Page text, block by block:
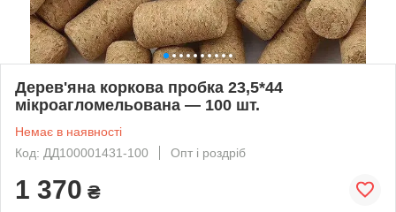
Дерев'яна коркова пробка 23,5*44
мікроагломельована — 100 шт.
Немає в наявності
Код: ДД100001431-100
Опт і роздріб
1 370 ₴